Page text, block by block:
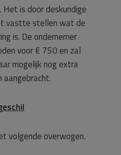
Het is door deskundige
vastte stellen wat de
is. De ondernemer
voor € 750 en zal
mogelijk nog extra
aangebracht.
volgende overwogen.